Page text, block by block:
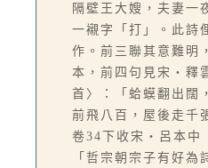
隔壁王大嫂，夫妻一
一襯字「打」。此詩
作。前三聯其意難明
本，前四句見宋‧釋
首〉：「蛤蟆翻出闊
前飛八百，屋後走千
卷34下收宋‧呂本中
「哲宗朝宗子有好為